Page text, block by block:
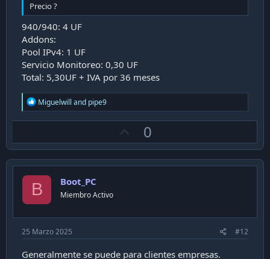
Precio ?
940/940: 4 UF
Addons:
Pool IPv4: 1 UF
Servicio Monitoreo: 0,30 UF
Total: 5,30UF + IVA por 36 meses
R
e
a
i
o
n
s
:
Miguelwill and pipe9
p
v
0
B Boot_PC
Miembro Activo
25 Marzo 2025 #12
Generalmente se puede para clientes empresas.